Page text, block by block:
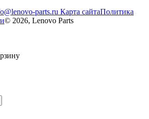
parts.ru Карта сайтаПолитика
© 2026, Lenovo Parts